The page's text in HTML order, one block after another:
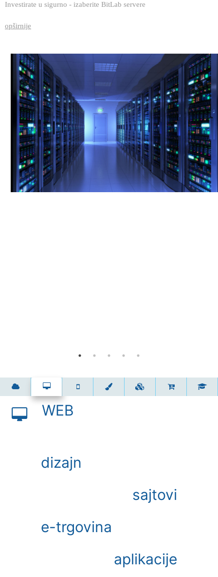
Investirate u sigurno - izaberite BitLab servere
opširnije
WEB
dizajn
sajtovi
e-trgovina
aplikacije